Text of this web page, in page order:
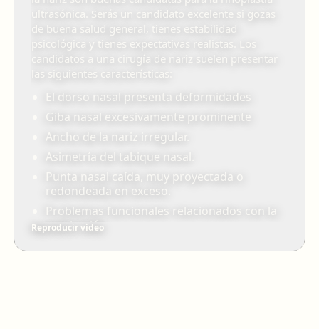
ultrasónica. Serás un candidato excelente si gozas
de buena salud general, tienes estabilidad
psicológica y tienes expectativas realistas. Los
candidatos a una cirugía de nariz suelen presentar
las siguientes características:
El dorso nasal presenta deformidades
Giba nasal excesivamente prominente
Ancho de la nariz irregular.
Asimetría del tabique nasal.
Punta nasal caída, muy proyectada o
redondeada en exceso.
Problemas funcionales relacionados con la
respiración.
Reproducir vídeo